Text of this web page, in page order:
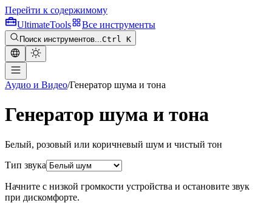
Перейти к содержимому
UltimateTools Все инструменты
Поиск инструментов...Ctrl K
Аудио и Видео/Генератор шума и тона
Генератор шума и тона
Белый, розовый или коричневый шум и чистый тон
Тип звука
Начните с низкой громкости устройства и остановите звук
при дискомфорте.